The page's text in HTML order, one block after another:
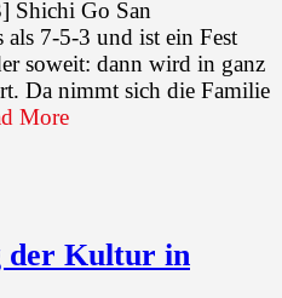
Shichi Go San
als 7-5-3 und ist ein Fest
soweit: dann wird in ganz
Da nimmt sich die Familie
More
der Kultur in